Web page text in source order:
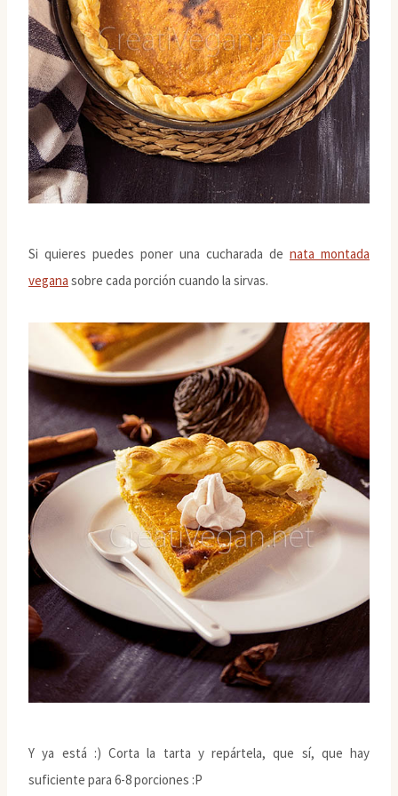
Si quieres puedes poner una cucharada de nata montada
vegana sobre cada porción cuando la sirvas.
Y ya está :) Corta la tarta y repártela, que sí, que hay
suficiente para 6-8 porciones :P